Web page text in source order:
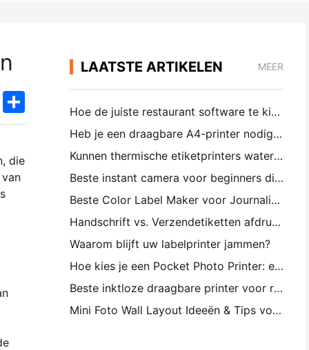
TwitterShare
die
LAATSTE ARTIKELEN MEER
Hoe de juiste restaurant software te kiezen voor uw kleine of middelgrote restaurant
Heb je een draagbare A4-printer nodig voor magazijnfacturen? Wat werkelijk werkt
Kunnen thermische etiketprinters waterdichte etiketten maken voor kleine bedrijfsproducten?
Beste instant camera voor beginners die geen papier willen verspillen
Beste Color Label Maker voor Journaling en Scrapbooking: Voeg meer kleur toe aan elke pagina
Handschrift vs. Verzendetiketten afdrukken: Tips voor kleine bedrijven in 2026
Waarom blijft uw labelprinter jammen?
Hoe kies je een Pocket Photo Printer: een volledige gids voor journaling, reizen en iPhone-gebruikers
Beste inktloze draagbare printer voor reizen, school en mobiel werk: Hanin MT620 Pro Review
Mini Foto Wall Layout Ideeën & Tips voor Slaapkamer en Slaapzaal Decoratie